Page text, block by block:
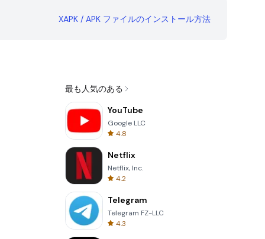
XAPK / APK ファイルのインストール方法
最も人気のある
YouTube
Google LLC
4.8
Netflix
Netflix, Inc.
4.2
Telegram
Telegram FZ-LLC
4.3